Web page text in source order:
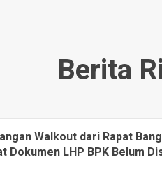
Berita
Walkout dari Rapat
Dokumen LHP BPK Belum